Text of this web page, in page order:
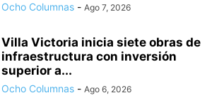
Ocho Columnas - Ago 7, 2026
Villa Victoria inicia siete obras de
infraestructura con inversión
superior a...
Ocho Columnas - Ago 6, 2026